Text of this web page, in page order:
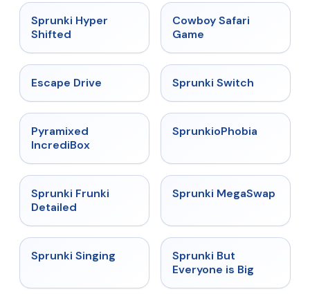
Sprunki Hyper
Shifted
Cowboy Safari
Game
Escape Drive ★
Sprunki Switch
Pyramixed
IncrediBox
★
SprunkioPhobia
★
Sprunki Frunki
Detailed
★ 4.5
Sprunki MegaSwap
★
Sprunki Singing
Sprunki But
Everyone is Big